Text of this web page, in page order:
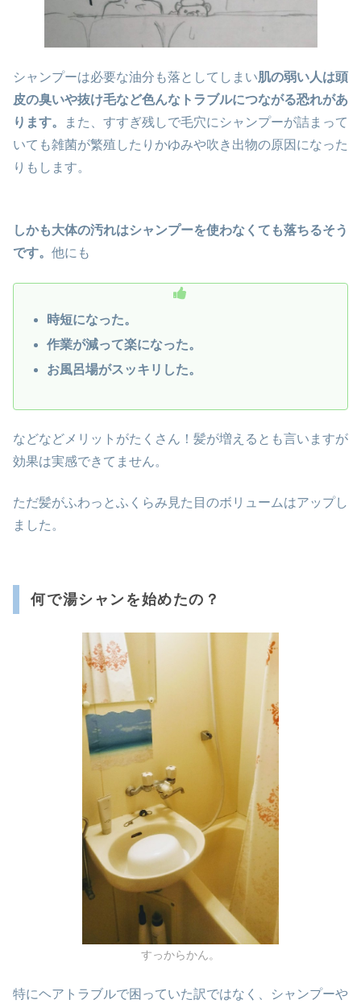
シャンプーは必要な油分も落としてしまい肌の弱い人は頭
皮の臭いや抜け毛など色んなトラブルにつながる恐れがあ
ります。
また、すすぎ残しで毛穴にシャンプーが詰まって
いても雑菌が繁殖したりかゆみや吹き出物の原因になった
りもします。
しかも大体の汚れはシャンプーを使わなくても落ちるそう
です。 他にも
時短になった。
作業が減って楽になった。
お風呂場がスッキリした。
などなどメリットがたくさん！髪が増えるとも言いますが
効果は実感できてません。
ただ髪がふわっとふくらみ見た目のボリュームはアップし
ました。
何で湯シャンを始めたの？
すっからかん。
特にヘアトラブルで困っていた訳ではなく、シャンプーや